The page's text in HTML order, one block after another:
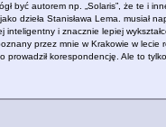
być ‎autorem np. „Solaris”, że te i
dzieła Stanisława Lema. ‎musiał
inteligentny i znacznie lepiej
przez mnie w Krakowie w lecie
‎prowadził korespondencję. Ale to